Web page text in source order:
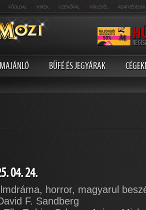
FŐOLDAL . HIREK . ÜZENŐFAL . HÍRLEVÉL . ADATVÉDELMI
BÜFÉ ÉS JEGYÁRAK
04. 24.
horror, magyarul
F. Sandberg